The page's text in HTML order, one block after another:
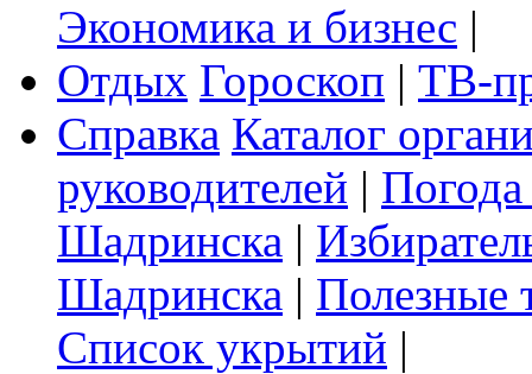
Экономика и бизнес |
Отдых Гороскоп | ТВ-
Справка Каталог
руководителей |
Шадринска |
Шадринска | Полезные
Список укрытий |